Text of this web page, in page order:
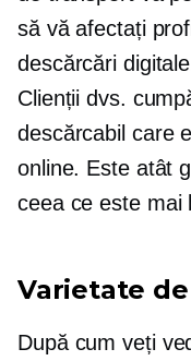
să vă afectați
descărcări
Clienții dvs.
descărcabil care
online. Este atât
ceea ce este mai
Varietate
După cum veți